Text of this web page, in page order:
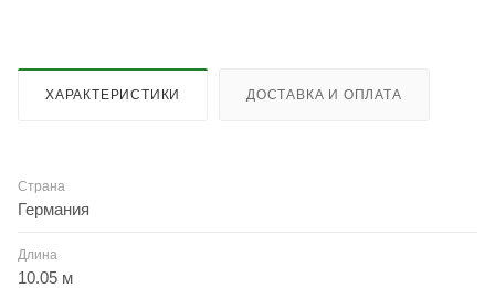
ХАРАКТЕРИСТИКИ ДОСТАВКА И ОПЛАТА
Страна
Германия
Длина
10.05 м